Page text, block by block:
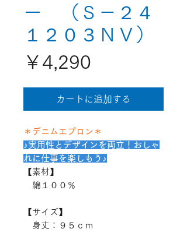
ー （Ｓ－２４
１２０３ＮＶ）
￥4,290
格
カートに追加する
＊デニムエプロン＊
♪実用性とデザインを両立！おしゃ
れに仕事を楽しもう♪
【素材】
綿１００％
【サイズ】
身丈：９５ｃｍ